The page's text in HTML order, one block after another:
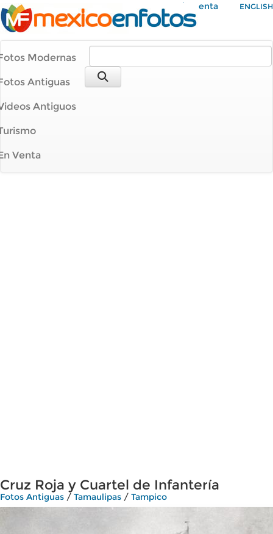
Mi Cuenta ENGLISH
Modernas
Antiguas
Antiguos
Venta
Cruz Roja y Cuartel de Infantería
Fotos Antiguas / Tamaulipas / Tampico